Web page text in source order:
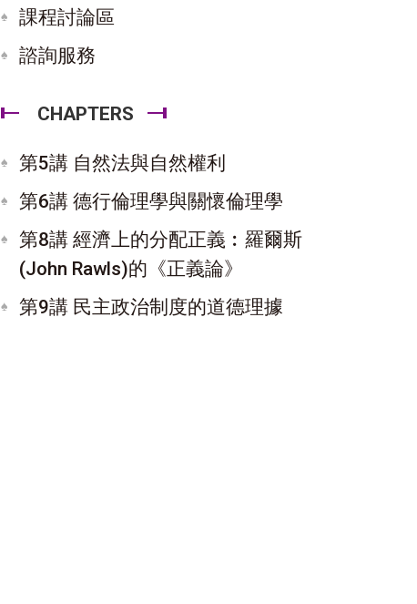
課程討論區
諮詢服務
CHAPTERS
第5講 自然法與自然權利
第6講 德行倫理學與關懷倫理學
第8講 經濟上的分配正義︰羅爾斯
(John Rawls)的《正義論》
第9講 民主政治制度的道德理據